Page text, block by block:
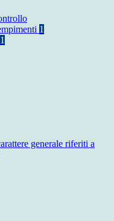
1
generale riferiti a